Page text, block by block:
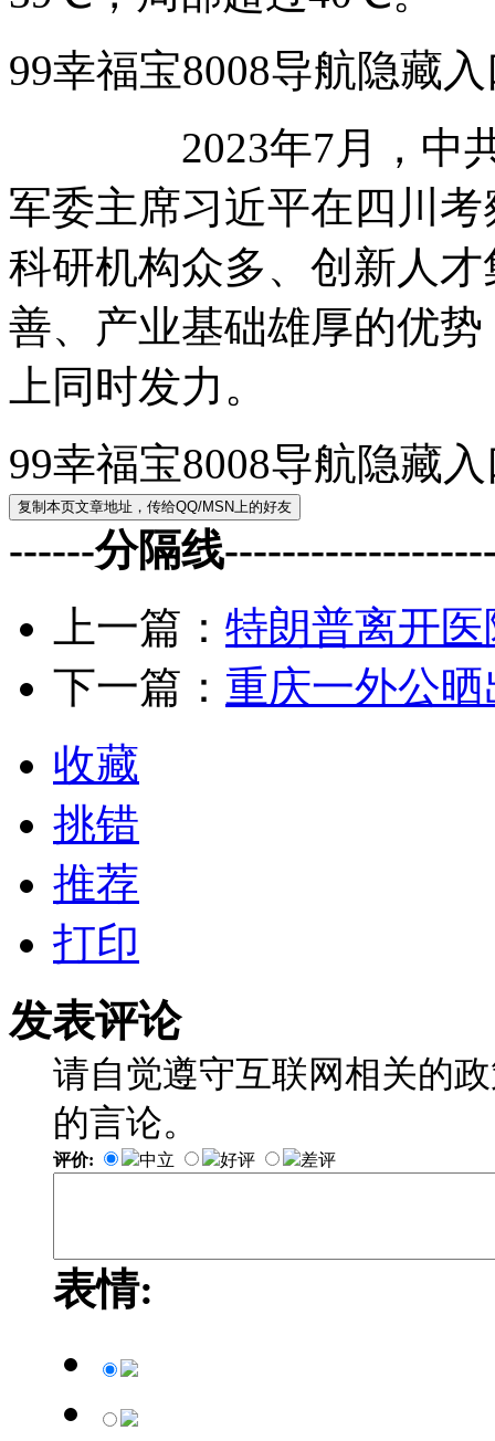
99幸福宝8008导航隐
2023年7月，中共中
军委主席习近平在四川
科研机构众多、创新人
善、产业基础雄厚的优
上同时发力。
99幸福宝8008导航隐藏
------分隔线
上一篇： 特朗普离开
下一篇： 重庆一外公
收藏
挑错
推荐
打印
发表评论
请自觉遵守互联网相关的
的言论。
评价: 中立 好评 差评
表情: